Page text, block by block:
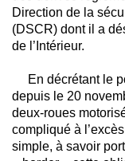
Direction de la
(DSCR) dont il a
de l’Intérieur.
En décrétant le
depuis le 20
deux-roues
compliqué à
simple, à savoir